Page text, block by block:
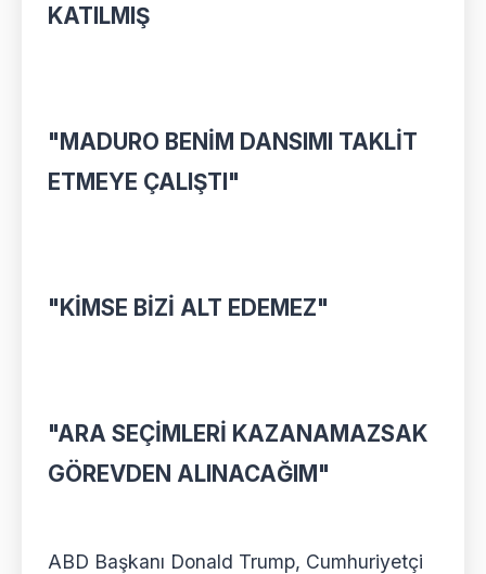
KATILMIŞ
"MADURO BENİM DANSIMI TAKLİT
ETMEYE ÇALIŞTI"
"KİMSE BİZİ ALT EDEMEZ"
"ARA SEÇİMLERİ KAZANAMAZSAK
GÖREVDEN ALINACAĞIM"
ABD Başkanı Donald Trump, Cumhuriyetçi